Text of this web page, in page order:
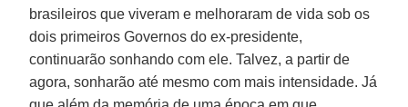
brasileiros que viveram e melhoraram de vida sob os
dois primeiros Governos do ex-presidente,
continuarão sonhando com ele. Talvez, a partir de
agora, sonharão até mesmo com mais intensidade. Já